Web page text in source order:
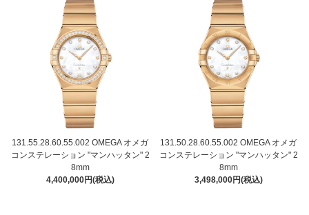
131.55.28.60.55.002 OMEGA オメガ
コンステレーション "マンハッタン" 2
8mm
4,400,000円(税込)
131.50.28.60.55.002 OMEGA オメガ
コンステレーション "マンハッタン" 2
8mm
3,498,000円(税込)